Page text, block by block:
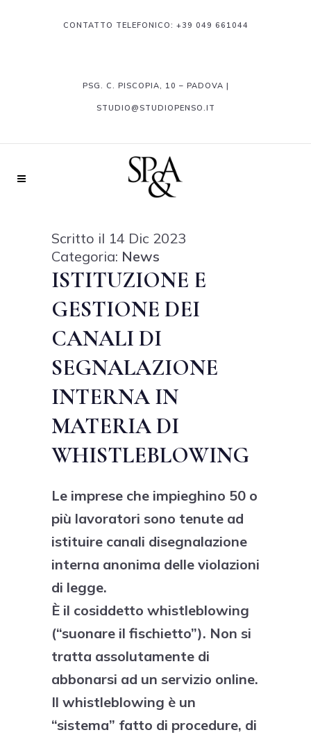
CONTATTO TELEFONICO: +39 049 661044
PSG. C. PISCOPIA, 10 – PADOVA |
STUDIO@STUDIOPENSO.IT
Scritto il 14 Dic 2023
Categoria: News
ISTITUZIONE E
GESTIONE DEI
CANALI DI
SEGNALAZIONE
INTERNA IN
MATERIA DI
WHISTLEBLOWING
Le imprese che impieghino 50 o
più lavoratori sono tenute ad
istituire canali disegnalazione
interna anonima delle violazioni
di legge.
È il cosiddetto whistleblowing
(“suonare il fischietto”). Non si
tratta assolutamente di
abbonarsi ad un servizio online.
Il whistleblowing è un
“sistema” fatto di procedure, di